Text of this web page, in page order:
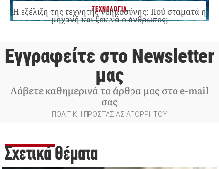
ΤΕΧΝΟΛΟΓΙΑ
Η εξέλιξη της τεχνητής νοημοσύνης: Πού σταματά η
μηχανή και ξεκινά ο άνθρωπος;
Εγγραφείτε στο Newsletter
μας
Λάβετε καθημερινά τα άρθρα μας στο e-mail
σας
ΠΟΛΙΤΙΚΗ ΠΡΟΣΤΑΣΙΑΣ ΑΠΟΡΡΗΤΟΥ
Σχετικά Θέματα